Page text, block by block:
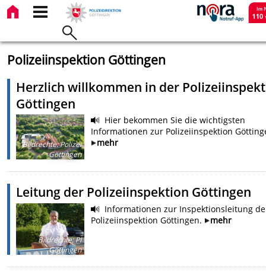
Polizeiinspektion Göttingen
Herzlich willkommen in der
Göttingen
Bildrechte:Polizei
Göttingen
Hier bekommen Sie die wichtigsten
Informationen zur Polizeiinspektion
mehr
Leitung der Polizeiinspektion Göttingen
Bildrechte:PI
Göttingen
Informationen zur Inspektionsleitung
Polizeiinspektion Göttingen.
mehr